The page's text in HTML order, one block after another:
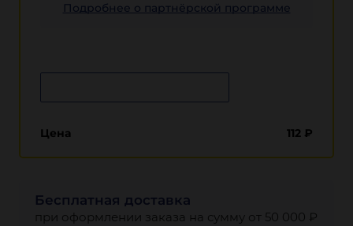
Подробнее о партнёрской программе
Цена 112 ₽
Бесплатная доставка
при оформлении заказа на сумму от 50 000 ₽